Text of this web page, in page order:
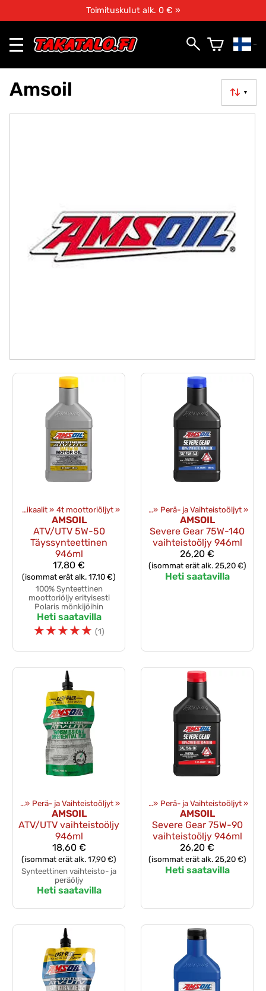
Toimituskulut alk. 0 € »
▼
Amsoil
Öljyt ja kemikaalit ‪» 4t moottoriöljyt ‪»
AMSOIL
ATV/UTV 5W-50
Täyssynteettinen
946ml
17,80 €
(isommat erät alk. 17,10 €)
100% Synteettinen
moottoriöljy erityisesti
Polaris mönkijöihin
Heti saatavilla
☆☆☆☆☆ (1)
Tuotteet ‪» Öljyt ja kemikaalit ‪» Perä- ja Vaihteistoöljyt ‪»
AMSOIL
Severe Gear 75W-140
vaihteistoöljy 946ml
26,20 €
(isommat erät alk. 25,20 €)
Heti saatavilla
‪» Perä- ja Vaihteistoöljyt ‪»
AMSOIL
ATV/UTV vaihteistoöljy
946ml
18,60 €
(isommat erät alk. 17,90 €)
Synteettinen vaihteisto- ja
peräöljy
Heti saatavilla
Tuotteet ‪» Öljyt ja kemikaalit ‪» Perä- ja Vaihteistoöljyt ‪»
AMSOIL
Severe Gear 75W-90
vaihteistoöljy 946ml
26,20 €
(isommat erät alk. 25,20 €)
Heti saatavilla